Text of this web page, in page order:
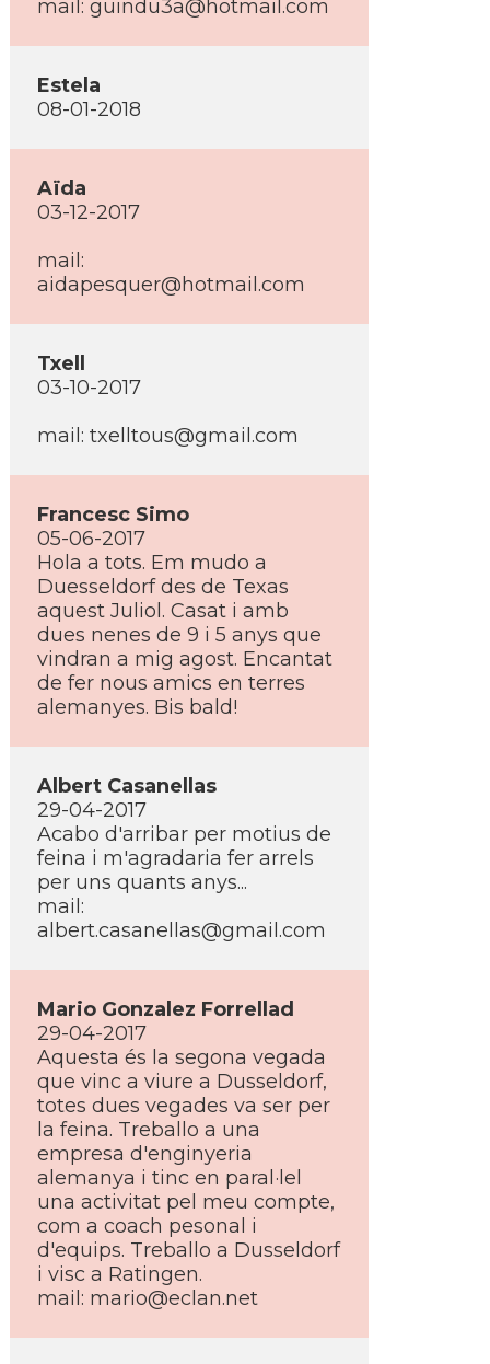
mail: guindu3a@hotmail.com
Estela
08-01-2018
Aïda
03-12-2017
mail:
aidapesquer@hotmail.com
Txell
03-10-2017
mail: txelltous@gmail.com
Francesc Simo
05-06-2017
Hola a tots. Em mudo a
Duesseldorf des de Texas
aquest Juliol. Casat i amb
dues nenes de 9 i 5 anys que
vindran a mig agost. Encantat
de fer nous amics en terres
alemanyes. Bis bald!
Albert Casanellas
29-04-2017
Acabo d'arribar per motius de
feina i m'agradaria fer arrels
per uns quants anys...
mail:
albert.casanellas@gmail.com
Mario Gonzalez Forrellad
29-04-2017
Aquesta és la segona vegada
que vinc a viure a Dusseldorf,
totes dues vegades va ser per
la feina. Treballo a una
empresa d'enginyeria
alemanya i tinc en paral·lel
una activitat pel meu compte,
com a coach pesonal i
d'equips. Treballo a Dusseldorf
i visc a Ratingen.
mail: mario@eclan.net